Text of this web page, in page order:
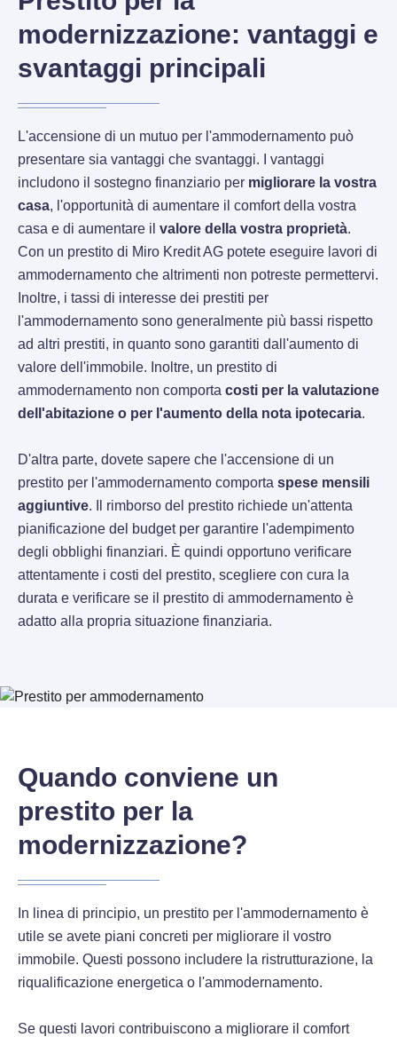
modernizzazione: vantaggi e
svantaggi principali
L'accensione di un mutuo per l'ammodernamento può
presentare sia vantaggi che svantaggi. I vantaggi
includono il sostegno finanziario per migliorare la vostra
casa, l'opportunità di aumentare il comfort della vostra
casa e di aumentare il valore della vostra proprietà.
Con un prestito di Miro Kredit AG potete eseguire lavori di
ammodernamento che altrimenti non potreste permettervi.
Inoltre, i tassi di interesse dei prestiti per
l'ammodernamento sono generalmente più bassi rispetto
ad altri prestiti, in quanto sono garantiti dall'aumento di
valore dell'immobile. Inoltre, un prestito di
ammodernamento non comporta costi per la valutazione
dell'abitazione o per l'aumento della nota ipotecaria.
D'altra parte, dovete sapere che l'accensione di un
prestito per l'ammodernamento comporta spese mensili
aggiuntive. Il rimborso del prestito richiede un'attenta
pianificazione del budget per garantire l'adempimento
degli obblighi finanziari. È quindi opportuno verificare
attentamente i costi del prestito, scegliere con cura la
durata e verificare se il prestito di ammodernamento è
adatto alla propria situazione finanziaria.
Quando conviene un
prestito per la
modernizzazione?
In linea di principio, un prestito per l'ammodernamento è
utile se avete piani concreti per migliorare il vostro
immobile. Questi possono includere la ristrutturazione, la
riqualificazione energetica o l'ammodernamento.
Se questi lavori contribuiscono a migliorare il comfort